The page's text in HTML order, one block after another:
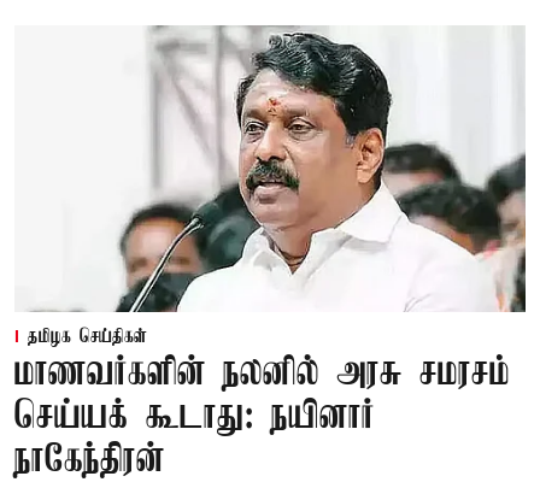
தமிழக செய்திகள்
மாணவர்களின் நலனில் அரசு சமரசம்
செய்யக் கூடாது: நயினார்
நாகேந்திரன்